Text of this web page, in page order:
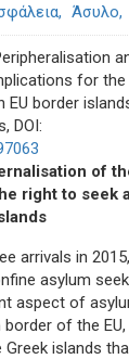
Άσυλο
for
border
DOI:
of
right to seek
arrivals in
asylum
aspect of
of the
islands